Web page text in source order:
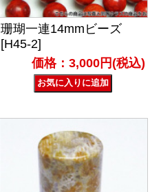
珊瑚一連14mmビーズ
[H45-2]
価格：3,000円(税込)